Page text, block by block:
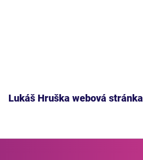
Lukáš Hruška webová stránka